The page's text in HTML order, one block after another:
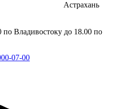
Астрахань
по Владивостоку до 18.00 по
07-00